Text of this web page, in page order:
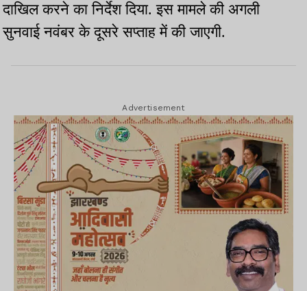
दाखिल करने का निर्देश दिया. इस मामले की अगली
सुनवाई नवंबर के दूसरे सप्ताह में की जाएगी.
Advertisement